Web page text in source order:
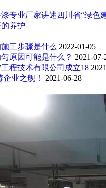
专业厂家讲述四川省“绿色
养护
工步骤是什么 2022-01-05
原因可能是什么？ 2021-07-
程技术有限公司成立18
业之舰！
2021-06-28